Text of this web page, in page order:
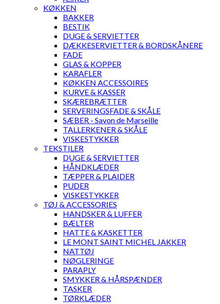
KØKKEN
BAKKER
BESTIK
DUGE & SERVIETTER
DÆKKESERVIETTER & BORDSKÅNERE
FADE
GLAS & KOPPER
KARAFLER
KØKKEN ACCESSOIRES
KURVE & KASSER
SKÆREBRÆTTER
SERVERINGSFADE & SKÅLE
SÆBER - Savon de Marseille
TALLERKENER & SKÅLE
VISKESTYKKER
TEKSTILER
DUGE & SERVIETTER
HÅNDKLÆDER
TÆPPER & PLAIDER
PUDER
VISKESTYKKER
TØJ & ACCESSORIES
HANDSKER & LUFFER
BÆLTER
HATTE & KASKETTER
LE MONT SAINT MICHEL JAKKER
NATTØJ
NØGLERINGE
PARAPLY
SMYKKER & HÅRSPÆNDER
TASKER
TØRKLÆDER